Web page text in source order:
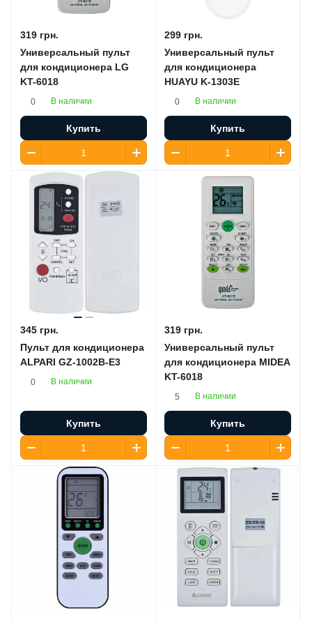
319 грн.
Универсальный пульт
для кондиционера LG
KT-6018
0 В наличии
Купить
299 грн.
Универсальный пульт
для кондиционера
HUAYU K-1303E
0 В наличии
Купить
345 грн.
Пульт для кондиционера
ALPARI GZ-1002B-E3
0 В наличии
Купить
319 грн.
Универсальный пульт
для кондиционера MIDEA
KT-6018
5 В наличии
Купить